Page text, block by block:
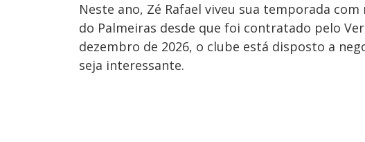
Neste ano, Zé Rafael viveu sua temporada
do Palmeiras desde que foi contratado pelo
dezembro de 2026, o clube está disposto a
seja interessante.